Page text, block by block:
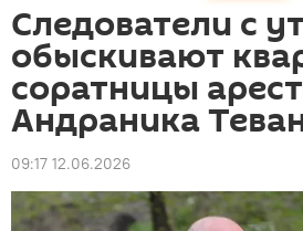
Следователи с
обыскивают
соратницы
Андраника
09:17 12.06.2026